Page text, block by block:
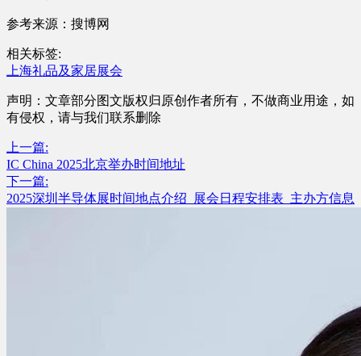
参考来源：搜博网
相关标签:
上海礼品及家居展会
声明：文章部分图文版权归原创作者所有，不做商业用途，如
有侵权，请与我们联系删除
上一篇:
IC China 2025北京举办时间地址
下一篇:
2025深圳半导体展时间地点介绍_展会日程安排表_主办方信息